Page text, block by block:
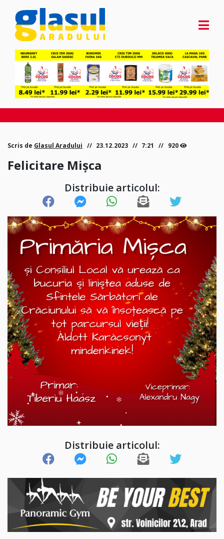
Scris de Glasul Aradului 23.12.2023 7:21 920
Felicitare Mișca
Distribuie articolul:
Distribuie articolul: